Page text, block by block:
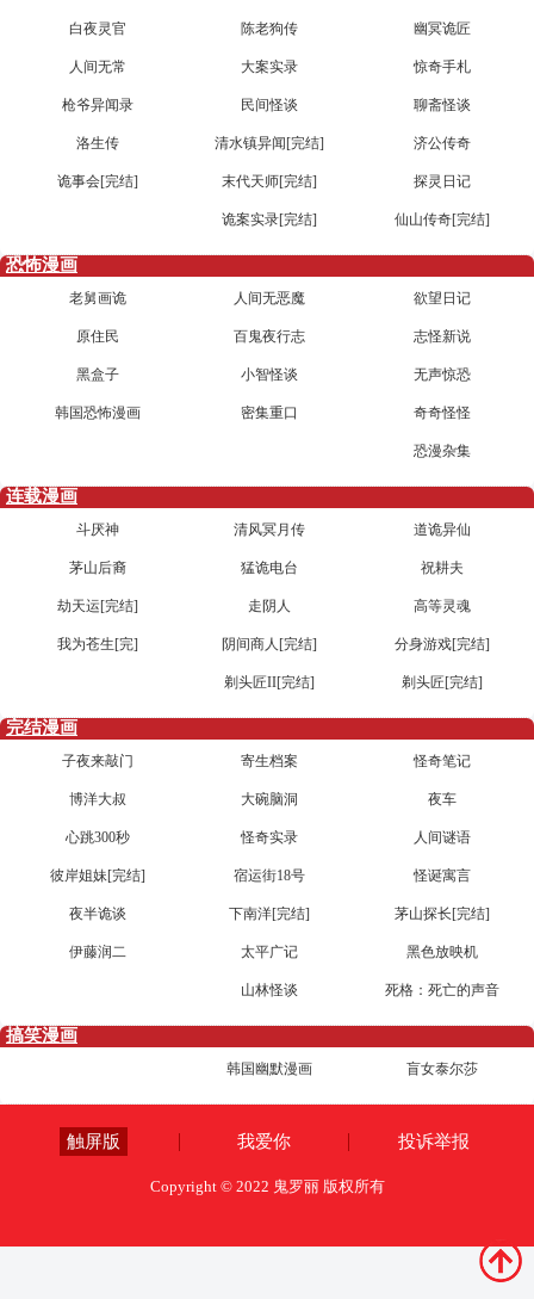
幽冥诡匠
陈老狗传
白夜灵官
惊奇手札
大案实录
人间无常
聊斋怪谈
民间怪谈
枪爷异闻录
济公传奇
清水镇异闻[完结]
洛生传
探灵日记
末代天师[完结]
诡事会[完结]
仙山传奇[完结]
诡案实录[完结]
恐怖漫画
欲望日记
人间无恶魔
老舅画诡
志怪新说
百鬼夜行志
原住民
无声惊恐
小智怪谈
黑盒子
奇奇怪怪
密集重口
韩国恐怖漫画
恐漫杂集
连载漫画
道诡异仙
清风冥月传
斗厌神
祝耕夫
猛诡电台
茅山后裔
高等灵魂
走阴人
劫天运[完结]
分身游戏[完结]
阴间商人[完结]
我为苍生[完]
剃头匠[完结]
剃头匠II[完结]
完结漫画
怪奇笔记
寄生档案
子夜来敲门
夜车
大碗脑洞
博洋大叔
人间谜语
怪奇实录
心跳300秒
怪诞寓言
宿运街18号
彼岸姐妹[完结]
茅山探长[完结]
下南洋[完结]
夜半诡谈
黑色放映机
太平广记
伊藤润二
死格：死亡的声音
山林怪谈
搞笑漫画
盲女泰尔莎
韩国幽默漫画
触屏版 我爱你 投诉举报
Copyright © 2022 鬼罗丽 版权所有